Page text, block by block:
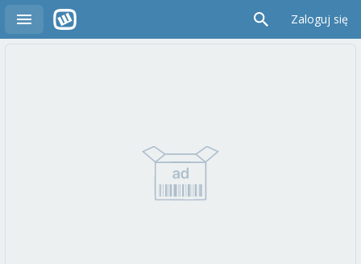
Zaloguj się